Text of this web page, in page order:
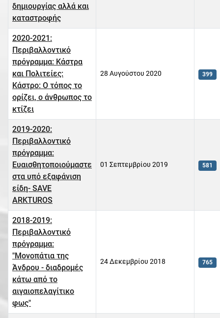
δημιουργίας αλλά και
καταστροφής
2020-2021:
Περιβαλλοντικό
πρόγραμμα: Κάστρα
και Πολιτείες:
Κάστρο: Ο τόπος το
ορίζει, ο άνθρωπος το
κτίζει
28 Αυγούστου 2020 399
2019-2020:
Περιβαλλοντικό
πρόγραμμα:
Ευαισθητοποιούμαστε
στα υπό εξαφάνιση
είδη- SAVE
ARKTUROS
01 Σεπτεμβρίου 2019 581
2018-2019:
Περιβαλλοντικό
πρόγραμμα:
"Μονοπάτια της
Άνδρου - διαδρομές
κάτω από το
αιγαιοπελαγίτικο
φως"
24 Δεκεμβρίου 2018 765